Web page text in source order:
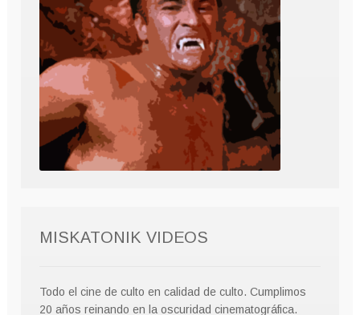
MISKATONIK VIDEOS
Todo el cine de culto en calidad de culto. Cumplimos
20 años reinando en la oscuridad cinematográfica.